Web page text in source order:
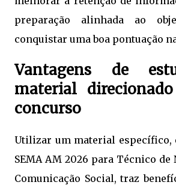
preparação alinhada ao
conquistar uma boa pontuação
Vantagens de
material
concurso
Utilizar um material específico,
SEMA AM 2026 para Técnico
Comunicação Social, traz